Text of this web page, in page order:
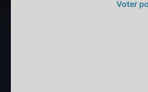
Voter